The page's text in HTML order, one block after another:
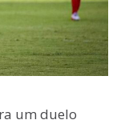
um duelo